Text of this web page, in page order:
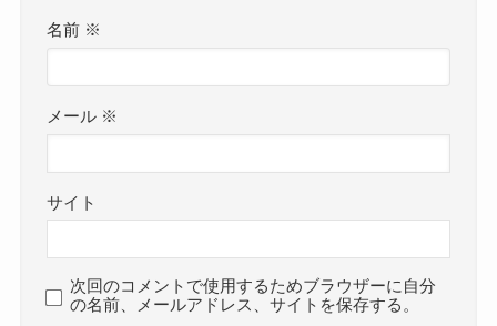
名前 ※
メール ※
サイト
次回のコメントで使用するためブラウザーに自分
の名前、メールアドレス、サイトを保存する。